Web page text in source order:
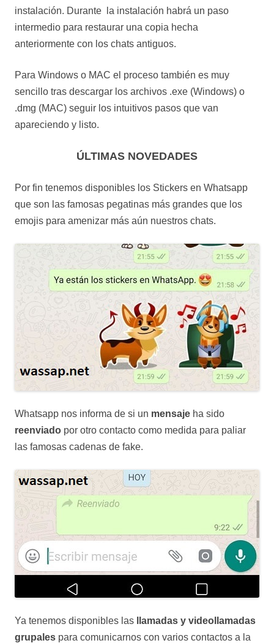
instalación. Durante la instalación habrá un paso
intermedio para restaurar una copia hecha
anteriormente con los chats antiguos.
Para Windows o MAC el proceso también es muy
sencillo tras descargar los archivos .exe (Windows) o
.dmg (MAC) seguir los intuitivos pasos que van
apareciendo y listo.
ÚLTIMAS NOVEDADES
Por fin tenemos disponibles los Stickers en Whatsapp
que son las famosas pegatinas más grandes que los
emojis para amenizar más aún nuestros chats.
Whatsapp nos informa de si un mensaje ha sido
reenviado por otro contacto como medida para paliar
las famosas cadenas de fake.
Ya tenemos disponibles las
llamadas y videollamadas
grupales para comunicarnos con varios contactos a la